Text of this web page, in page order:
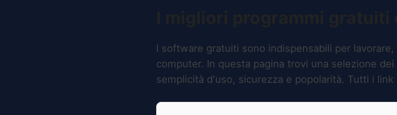
I software gratuiti sono indispensabili per
computer. In questa pagina trovi una selezione
semplicità d'uso, sicurezza e popolarità. Tutti i